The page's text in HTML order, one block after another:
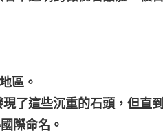
區。
了這些沉重的石頭，但直
際命名。